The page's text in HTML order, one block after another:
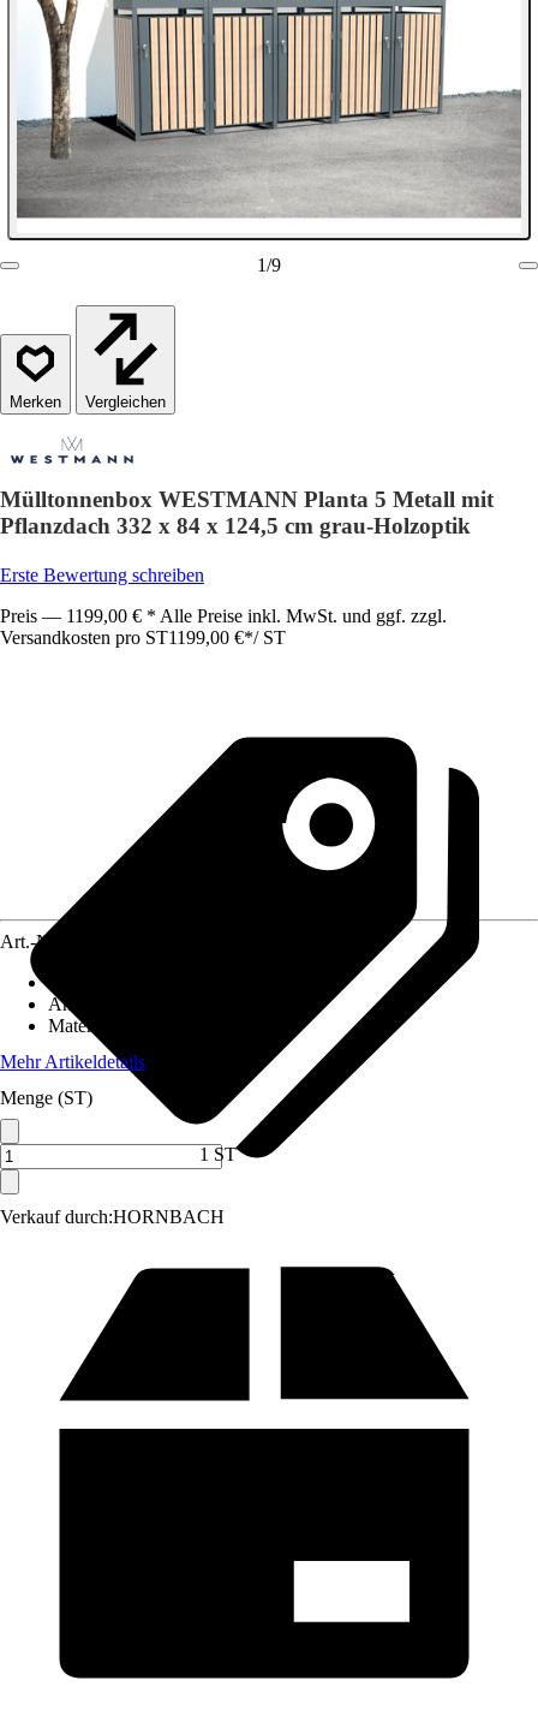
1/9
Vergleichen
Mülltonnenbox WESTMANN Planta 5 Metall mit
Pflanzdach 332 x 84 x 124,5 cm grau-Holzoptik
Erste Bewertung schreiben
Preis — 1199,00 € * Alle Preise inkl. MwSt. und ggf. zzgl.
Versandkosten pro ST1199,00 €*/ ST
Verkauf durch:HORNBACH
Art.-Nr.
Anwendungsbereich
Material
Mehr Artikeldetails
Menge (ST)
1 ST